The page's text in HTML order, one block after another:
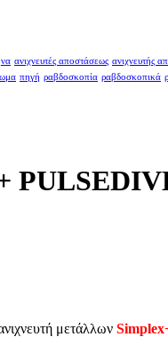
ανιχνευτές αποστάσεως ανιχνευτής
πηγή ραβδοσκοπία ραβδοσκοπικά
μετάλλων